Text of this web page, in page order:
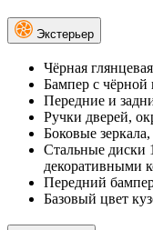
Экстерьер
Чёрная
Бампер с
Передние и
Ручки дверей,
Боковые
Стальные диски
декоративными
Передний
Базовый цвет